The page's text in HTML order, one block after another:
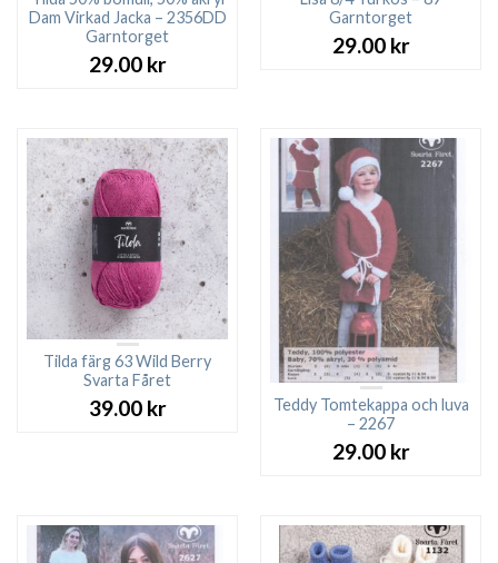
Dam Virkad Jacka – 2356DD
Garntorget
29.00 kr
Garntorget
29.00 kr
Tilda färg 63 Wild Berry
Svarta Fåret
39.00 kr
Teddy Tomtekappa och luva
– 2267
29.00 kr